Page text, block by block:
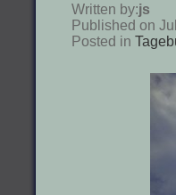
Written by:js
Published on
Posted in